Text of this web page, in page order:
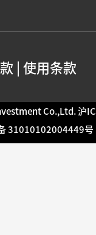
| 使用条款
Co.,Ltd.沪
31010102004449号